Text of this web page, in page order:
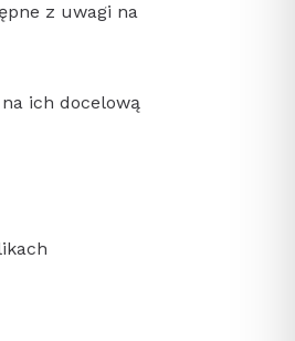
z uwagi na
ich docelową